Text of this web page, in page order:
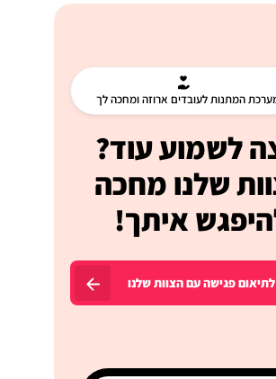
המתנות לעובדים ארוזה ומחכה לך
לשמוע עוד?
שלנו מחכה
איתך!
לתיאום פגישה עם הצוות שלנו